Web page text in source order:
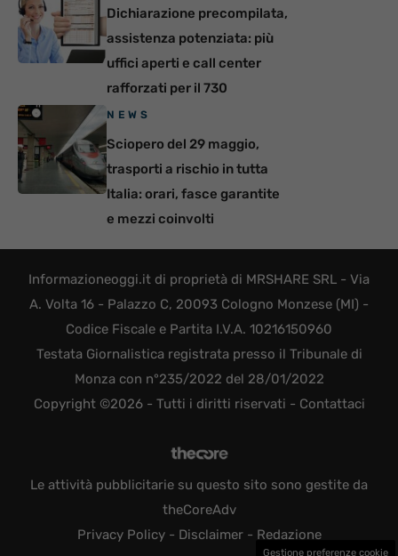
Dichiarazione precompilata,
assistenza potenziata: più
uffici aperti e call center
rafforzati per il 730
NEWS
Sciopero del 29 maggio,
trasporti a rischio in tutta
Italia: orari, fasce garantite
e mezzi coinvolti
Informazioneoggi.it di proprietà di MRSHARE SRL - Via
A. Volta 16 - Palazzo C, 20093 Cologno Monzese (MI) -
Codice Fiscale e Partita I.V.A. 10216150960
Testata Giornalistica registrata presso il Tribunale di
Monza con n°235/2022 del 28/01/2022
Copyright ©2026 - Tutti i diritti riservati - Contattaci
Le attività pubblicitarie su questo sito sono gestite da
theCoreAdv
Privacy Policy- Disclaimer- Redazione
Gestione preferenze cookie